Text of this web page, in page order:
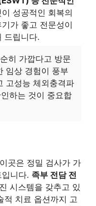
성공적인 회복의
가 좋고 전문성이
드립니다.
히 가깝다고 방문
임상 경험이 풍부
고성능 체외충격파
하는 것이 중요합
곳은 정밀 검사가 가
니다. 족부 전담 전
시스템을 갖추고 있
적 치료 옵션까지 고